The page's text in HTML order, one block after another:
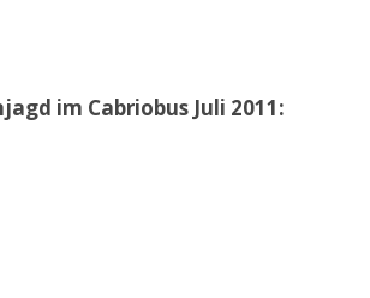
im Cabriobus Juli 2011: